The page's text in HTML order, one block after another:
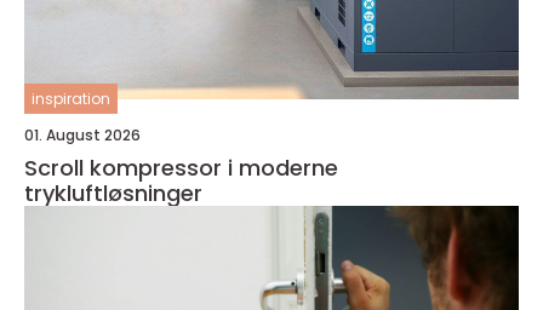
inspiration
01. August 2026
Scroll kompressor i moderne
trykluftløsninger